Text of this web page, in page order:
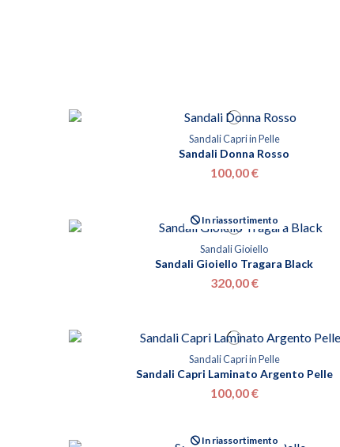
Sandali Capri in Pelle
Sandali Donna Rosso
100,00 €
In riassortimento
Sandali Gioiello
Sandali Gioiello Tragara Black
320,00 €
Sandali Capri in Pelle
Sandali Capri Laminato Argento Pelle
100,00 €
In riassortimento